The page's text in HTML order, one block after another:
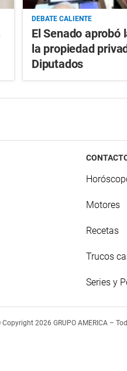
DEBATE CALIENTE
El Senado aprobó
la propiedad
Diputados
Motores
Recetas
Trucos
Series y
2026 GRUPO AMERICA –